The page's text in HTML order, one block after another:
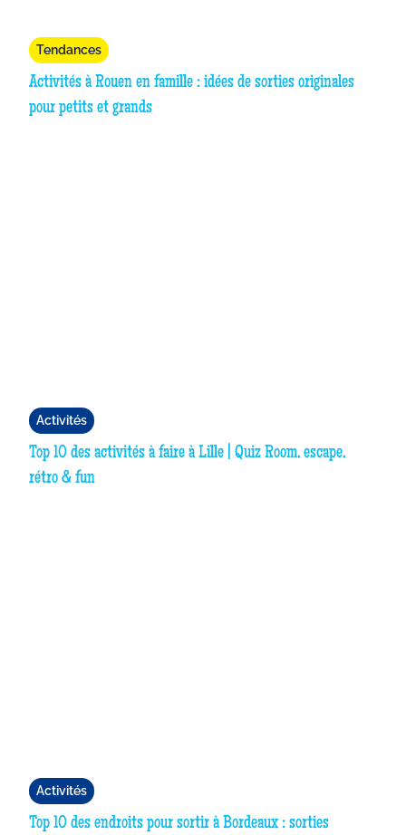
Tendances
Activités à Rouen en famille : idées de sorties originales
pour petits et grands
Activités
Top 10 des activités à faire à Lille | Quiz Room, escape,
rétro & fun
Activités
Top 10 des endroits pour sortir à Bordeaux : sorties